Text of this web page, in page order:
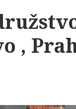
,